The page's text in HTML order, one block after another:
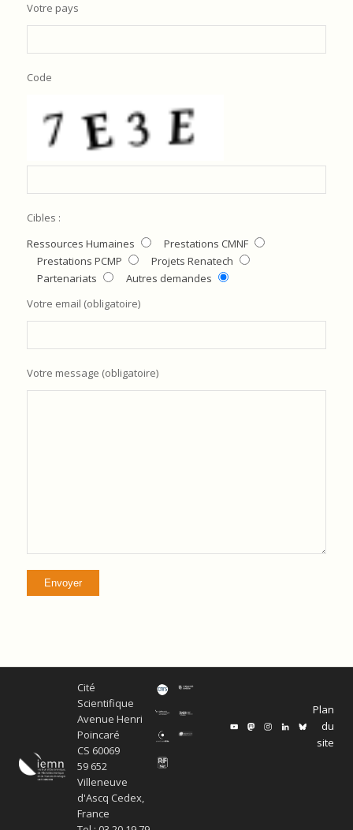
Votre pays
Code
Cibles :
Ressources Humaines
Prestations CMNF
Prestations PCMP
Projets Renatech
Partenariats
Autres demandes
Votre email (obligatoire)
Votre message (obligatoire)
Cité
Scientifique
Avenue Henri
Poincaré
CS 60069
59 652
Villeneuve
d'Ascq Cedex,
France
Plan
du
site